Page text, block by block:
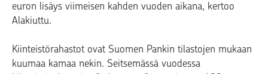
euron lisäys viimeisen kahden vuoden aikana, kertoo
Alakiuttu.
Kiinteistörahastot ovat Suomen Pankin tilastojen mukaan
kuumaa kamaa nekin. Seitsemässä vuodessa